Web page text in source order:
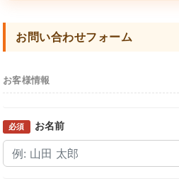
お問い合わせフォーム
お客様情報
必須 お名前